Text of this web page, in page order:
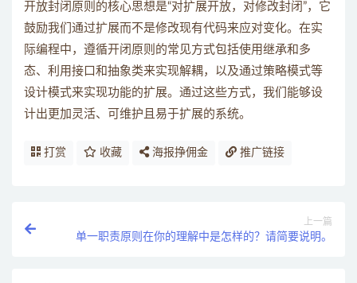
开放封闭原则的核心思想是“对扩展开放，对修改封闭”，它
鼓励我们通过扩展而不是修改现有代码来应对变化。在实
际编程中，遵循开闭原则的常见方式包括使用继承和多
态、利用接口和抽象类来实现解耦，以及通过策略模式等
设计模式来实现功能的扩展。通过这些方式，我们能够设
计出更加灵活、可维护且易于扩展的系统。
打赏 收藏 海报挣佣金 推广链接
上一篇
单一职责原则在你的理解中是怎样的？请简要说明。